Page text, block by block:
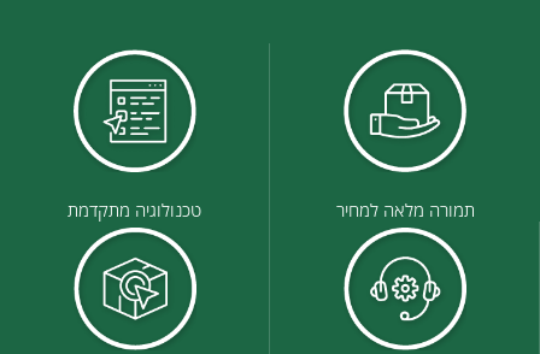
תמורה מלאה למחיר טכנולוגיה מתקדמת